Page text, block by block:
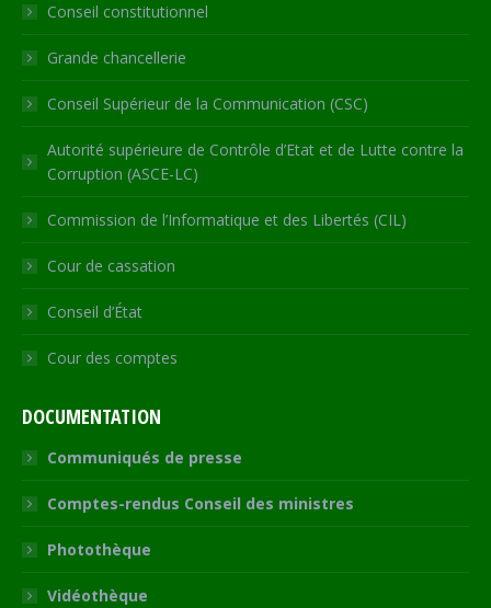
windowwindowwindowwindow
new
Conseil constitutionnel
Grande chancellerie
Conseil Supérieur de la Communication (CSC)
Autorité supérieure de Contrôle d’Etat et de Lutte contre la
Corruption (ASCE-LC)
Commission de l’Informatique et des Libertés (CIL)
Cour de cassation
Conseil d’État
Cour des comptes
DOCUMENTATION
Communiqués de presse
Comptes-rendus Conseil des ministres
Photothèque
Vidéothèque